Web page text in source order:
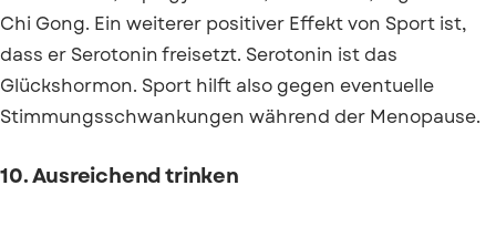
Chi Gong. Ein weiterer positiver Effekt von Sport ist,
dass er Serotonin freisetzt. Serotonin ist das
Glückshormon. Sport hilft also gegen eventuelle
Stimmungsschwankungen während der Menopause.
10. Ausreichend trinken